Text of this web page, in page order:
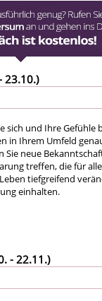
23.10.)
sich und Ihre
in Ihrem Umfeld
Sie neue
treffen, die für
tiefgreifend
einhalten.
- 22.11.)